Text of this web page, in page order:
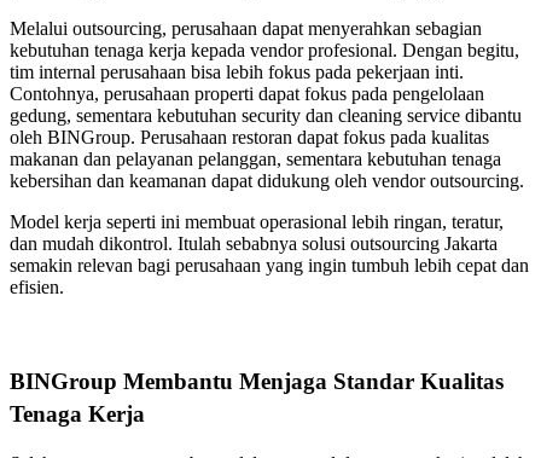
Melalui outsourcing, perusahaan dapat menyerahkan sebagian
kebutuhan tenaga kerja kepada vendor profesional. Dengan begitu,
tim internal perusahaan bisa lebih fokus pada pekerjaan inti.
Contohnya, perusahaan properti dapat fokus pada pengelolaan
gedung, sementara kebutuhan security dan cleaning service dibantu
oleh BINGroup. Perusahaan restoran dapat fokus pada kualitas
makanan dan pelayanan pelanggan, sementara kebutuhan tenaga
kebersihan dan keamanan dapat didukung oleh vendor outsourcing.
Model kerja seperti ini membuat operasional lebih ringan, teratur,
dan mudah dikontrol. Itulah sebabnya solusi outsourcing Jakarta
semakin relevan bagi perusahaan yang ingin tumbuh lebih cepat dan
efisien.
BINGroup Membantu Menjaga Standar Kualitas
Tenaga Kerja